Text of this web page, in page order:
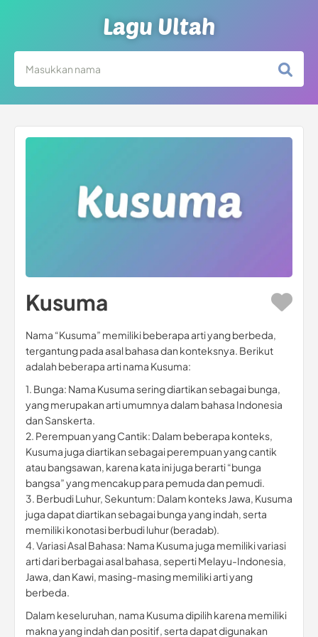
Lagu Ultah
Kusuma
Nama “Kusuma” memiliki beberapa arti yang berbeda,
tergantung pada asal bahasa dan konteksnya. Berikut
adalah beberapa arti nama Kusuma:
1. Bunga: Nama Kusuma sering diartikan sebagai bunga,
yang merupakan arti umumnya dalam bahasa Indonesia
dan Sanskerta.
2. Perempuan yang Cantik: Dalam beberapa konteks,
Kusuma juga diartikan sebagai perempuan yang cantik
atau bangsawan, karena kata ini juga berarti “bunga
bangsa” yang mencakup para pemuda dan pemudi.
3. Berbudi Luhur, Sekuntum: Dalam konteks Jawa, Kusuma
juga dapat diartikan sebagai bunga yang indah, serta
memiliki konotasi berbudi luhur (beradab).
4. Variasi Asal Bahasa: Nama Kusuma juga memiliki variasi
arti dari berbagai asal bahasa, seperti Melayu-Indonesia,
Jawa, dan Kawi, masing-masing memiliki arti yang
berbeda.
Dalam keseluruhan, nama Kusuma dipilih karena memiliki
makna yang indah dan positif, serta dapat digunakan